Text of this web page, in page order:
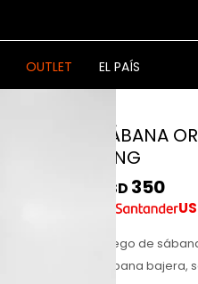
OUTLET EL PAÍS
SÁBANA
KING
USD 350
Juego de
sábana bajera,